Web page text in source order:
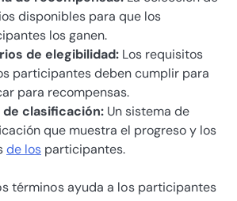
disponibles para que los
los ganen.
de elegibilidad: Los requisitos
participantes deben cumplir para
para recompensas.
de clasificación: Un sistema de
que muestra el progreso y los
de los participantes.
términos ayuda a los participantes